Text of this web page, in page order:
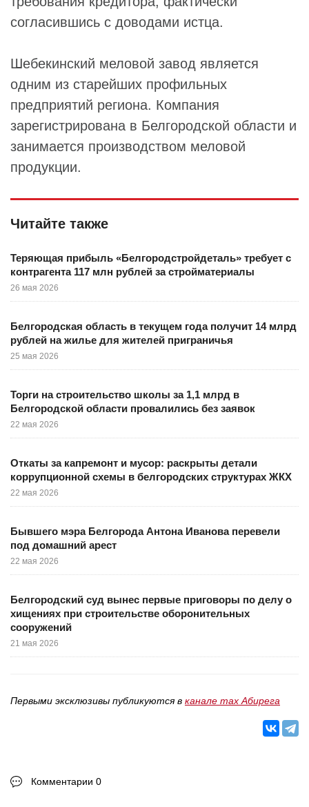
согласившись с доводами истца.
Шебекинский меловой завод является
одним из старейших профильных
предприятий региона. Компания
зарегистрирована в Белгородской области и
занимается производством меловой
продукции.
Читайте также
Теряющая прибыль «Белгородстройдеталь» требует с
контрагента 117 млн рублей за стройматериалы
26 мая 2026
Белгородская область в текущем года получит 14 млрд
рублей на жилье для жителей приграничья
25 мая 2026
Торги на строительство школы за 1,1 млрд в
Белгородской области провалились без заявок
22 мая 2026
Откаты за капремонт и мусор: раскрыты детали
коррупционной схемы в белгородских структурах ЖКХ
22 мая 2026
Бывшего мэра Белгорода Антона Иванова перевели
под домашний арест
22 мая 2026
Белгородский суд вынес первые приговоры по делу о
хищениях при строительстве оборонительных
сооружений
21 мая 2026
Первыми эксклюзивы публикуются в канале max Абирега
Комментарии 0